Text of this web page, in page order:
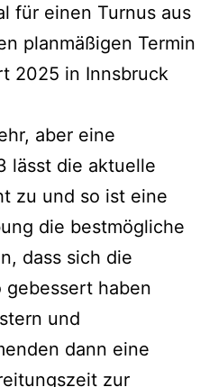
für einen Turnus aus
planmäßigen Termin
2025 in Innsbruck
aber eine
lässt die aktuelle
zu und so ist eine
die bestmögliche
dass sich die
gebessert haben
und
dann eine
zur